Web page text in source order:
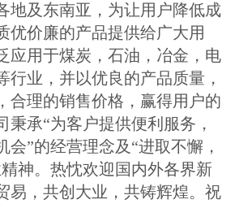
地及东南亚，为让用户降低成
优价廉的产品提供给广大用
应用于煤炭，石油，冶金，电
行业，并以优良的产品质量，
合理的销售价格，赢得用户的
秉承“为客户提供便利服务，
会”的经营理念及“进取不懈，
神。热忱欢迎国内外各界新
易，共创大业，共铸辉煌。祝